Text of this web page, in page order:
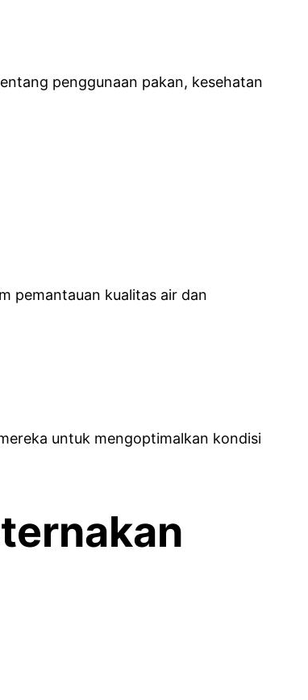
penggunaan pakan, kesehatan
pemantauan kualitas air dan
untuk mengoptimalkan kondisi